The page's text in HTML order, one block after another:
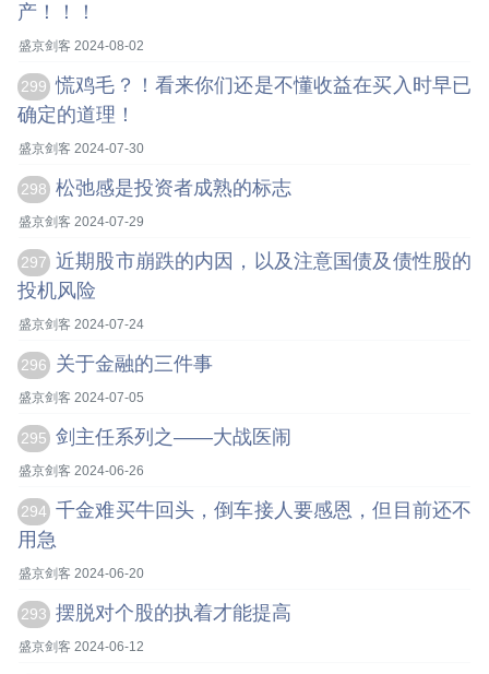
产！！！
盛京剑客 2024-08-02
299 慌鸡毛？！看来你们还是不懂收益在买入时早已
确定的道理！
盛京剑客 2024-07-30
298 松弛感是投资者成熟的标志
盛京剑客 2024-07-29
297 近期股市崩跌的内因，以及注意国债及债性股的
投机风险
盛京剑客 2024-07-24
296 关于金融的三件事
盛京剑客 2024-07-05
295 剑主任系列之——大战医闹
盛京剑客 2024-06-26
294 千金难买牛回头，倒车接人要感恩，但目前还不
用急
盛京剑客 2024-06-20
293 摆脱对个股的执着才能提高
盛京剑客 2024-06-12